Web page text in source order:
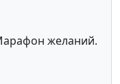
желаний.